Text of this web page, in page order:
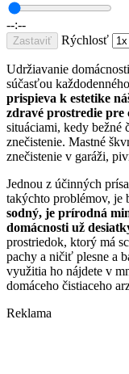
--:--
Zastaviť Rýchlosť
Udržiavanie
súčasťou
prispieva k estetike
zdravé prostredie pre
situáciami, kedy bežné
znečistenie. Mastné
znečistenie v garáži,
Jednou z účinných
takýchto problémov, je
sodný, je prírodná
domácnosti už
prostriedok, ktorý má
pachy a ničiť plesne a
využitia ho nájdete v
domáceho čistiaceho
Reklama